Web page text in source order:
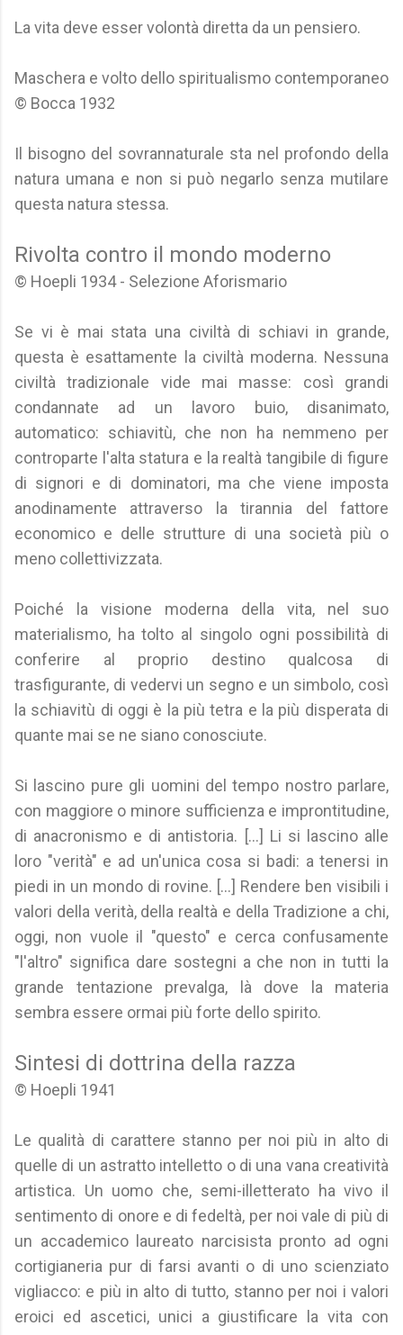
La vita deve esser volontà diretta da un pensiero.
Maschera e volto dello spiritualismo contemporaneo
© Bocca 1932
Il bisogno del sovrannaturale sta nel profondo della
natura umana e non si può negarlo senza mutilare
questa natura stessa.
Rivolta contro il mondo moderno
© Hoepli 1934 - Selezione Aforismario
Se vi è mai stata una civiltà di schiavi in grande,
questa è esattamente la civiltà moderna. Nessuna
civiltà tradizionale vide mai masse: così grandi
condannate ad un lavoro buio, disanimato,
automatico: schiavitù, che non ha nemmeno per
controparte l'alta statura e la realtà tangibile di figure
di signori e di dominatori, ma che viene imposta
anodinamente attraverso la tirannia del fattore
economico e delle strutture di una società più o
meno collettivizzata.
Poiché la visione moderna della vita, nel suo
materialismo, ha tolto al singolo ogni possibilità di
conferire al proprio destino qualcosa di
trasfigurante, di vedervi un segno e un simbolo, così
la schiavitù di oggi è la più tetra e la più disperata di
quante mai se ne siano conosciute.
Si lascino pure gli uomini del tempo nostro parlare,
con maggiore o minore sufficienza e improntitudine,
di anacronismo e di antistoria. [...] Li si lascino alle
loro "verità" e ad un'unica cosa si badi: a tenersi in
piedi in un mondo di rovine. [...] Rendere ben visibili i
valori della verità, della realtà e della Tradizione a chi,
oggi, non vuole il "questo" e cerca confusamente
"l'altro" significa dare sostegni a che non in tutti la
grande tentazione prevalga, là dove la materia
sembra essere ormai più forte dello spirito.
Sintesi di dottrina della razza
© Hoepli 1941
Le qualità di carattere stanno per noi più in alto di
quelle di un astratto intelletto o di una vana creatività
artistica. Un uomo che, semi-illetterato ha vivo il
sentimento di onore e di fedeltà, per noi vale di più di
un accademico laureato narcisista pronto ad ogni
cortigianeria pur di farsi avanti o di uno scienziato
vigliacco: e più in alto di tutto, stanno per noi i valori
eroici ed ascetici, unici a giustificare la vita con